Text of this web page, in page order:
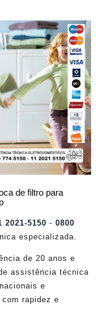
de filtro para
2021-5150 - 0800
especializada.
de 20 anos e
assistência técnica
nacionais e
rapidez e